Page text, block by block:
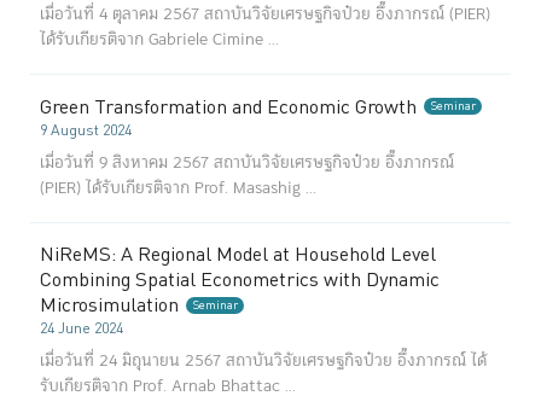
เมื่อวันที่ 4 ตุลาคม 2567 สถาบันวิจัยเศรษฐกิจป๋วย อึ๊งภากรณ์ (PIER)
ได้รับเกียรติจาก Gabriele Cimine ...
Green Transformation and Economic Growth Seminar
9 August 2024
เมื่อวันที่ 9 สิงหาคม 2567 สถาบันวิจัยเศรษฐกิจป๋วย อึ๊งภากรณ์
(PIER) ได้รับเกียรติจาก Prof. Masashig ...
NiReMS: A Regional Model at Household Level
Combining Spatial Econometrics with Dynamic
Microsimulation
Seminar
24 June 2024
เมื่อวันที่ 24 มิถุนายน 2567 สถาบันวิจัยเศรษฐกิจป๋วย อึ๊งภากรณ์ ได้
รับเกียรติจาก Prof. Arnab Bhattac ...